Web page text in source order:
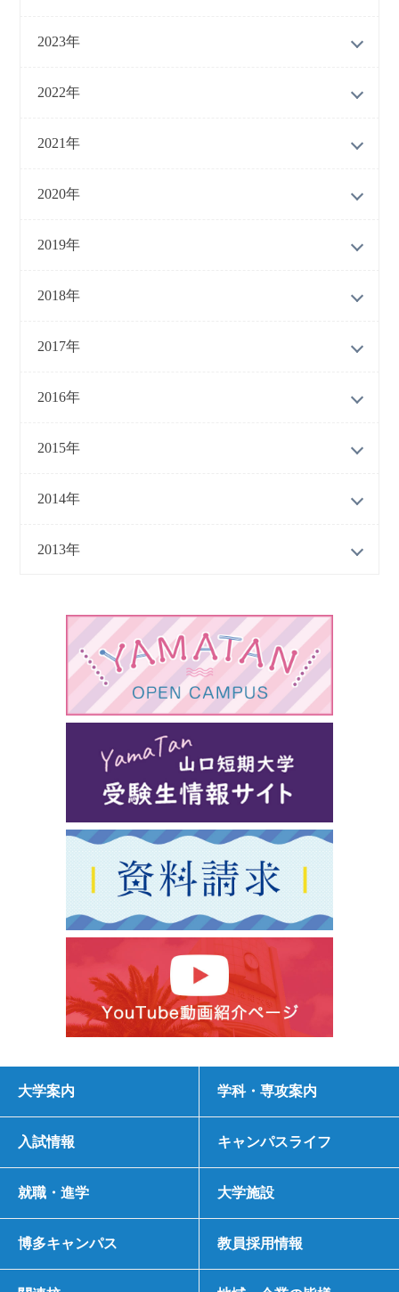
2023年
2022年
2021年
2020年
2019年
2018年
2017年
2016年
2015年
2014年
2013年
大学案内 学科・専攻案内
入試情報 キャンパスライフ
就職・進学 大学施設
博多キャンパス 教員採用情報